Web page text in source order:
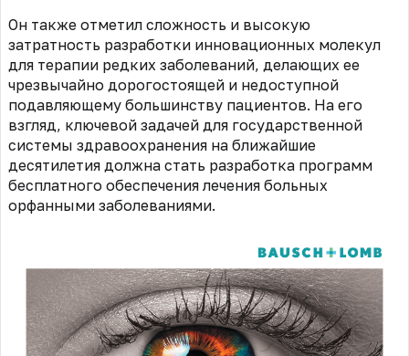
Он также отметил сложность и высокую
затратность разработки инновационных молекул
для терапии редких заболеваний, делающих ее
чрезвычайно дорогостоящей и недоступной
подавляющему большинству пациентов. На его
взгляд, ключевой задачей для государственной
системы здравоохранения на ближайшие
десятилетия должна стать разработка программ
бесплатного обеспечения лечения больных
орфанными заболеваниями.